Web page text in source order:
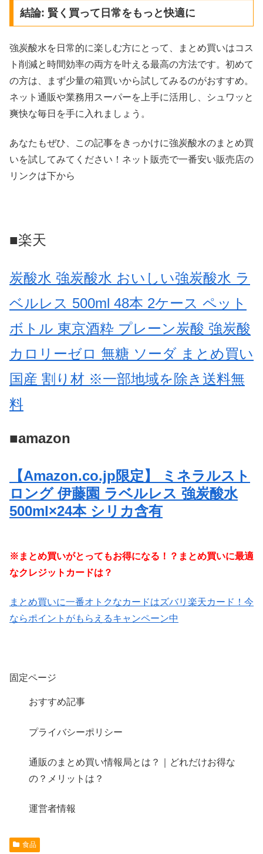
結論: 賢く買って日常をもっと快適に
強炭酸水を日常的に楽しむ方にとって、まとめ買いはコス
ト削減と時間効率の両方を叶える最高の方法です。初めて
の方は、まず少量の箱買いから試してみるのがおすすめ。
ネット通販や業務用スーパーを上手に活用し、シュワッと
爽快な毎日を手に入れましょう。
あなたもぜひ、この記事をきっかけに強炭酸水のまとめ買
いを試してみてください！ネット販売で一番安い販売店の
リンクは下から
■楽天
炭酸水 強炭酸水 おいしい強炭酸水 ラ
ベルレス 500ml 48本 2ケース ペット
ボトル 東京酒粋 プレーン炭酸 強炭酸
カロリーゼロ 無糖 ソーダ まとめ買い
国産 割り材 ※一部地域を除き送料無
料
■amazon
【Amazon.co.jp限定】 ミネラルスト
ロング 伊藤園 ラベルレス 強炭酸水
500ml×24本 シリカ含有
※まとめ買いがとってもお得になる！？まとめ買いに最適
なクレジットカードは？
まとめ買いに一番オトクなカードはズバリ楽天カード！今
ならポイントがもらえるキャンペーン中
固定ページ
おすすめ記事
プライバシーポリシー
通販のまとめ買い情報局とは？｜どれだけお得な
の？メリットは？
運営者情報
食品